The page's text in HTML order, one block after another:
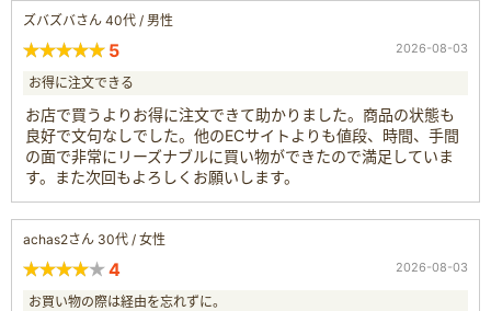
ズバズバさん 40代 / 男性
5 2026-08-03
お得に注文できる
お店で買うよりお得に注文できて助かりました。商品の状態も
良好で文句なしでした。他のECサイトよりも値段、時間、手間
の面で非常にリーズナブルに買い物ができたので満足していま
す。また次回もよろしくお願いします。
achas2さん 30代 / 女性
4 2026-08-03
お買い物の際は経由を忘れずに。